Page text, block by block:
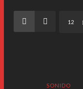
12
SONIDO